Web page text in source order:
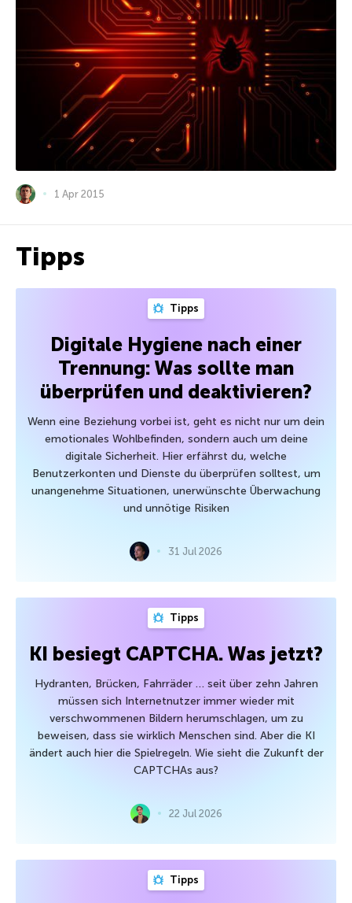
1 Apr 2015
Tipps
Tipps
Digitale Hygiene nach einer
Trennung: Was sollte man
überprüfen und deaktivieren?
Wenn eine Beziehung vorbei ist, geht es nicht nur um dein
emotionales Wohlbefinden, sondern auch um deine
digitale Sicherheit. Hier erfährst du, welche
Benutzerkonten und Dienste du überprüfen solltest, um
unangenehme Situationen, unerwünschte Überwachung
und unnötige Risiken
31 Jul 2026
Tipps
KI besiegt CAPTCHA. Was jetzt?
Hydranten, Brücken, Fahrräder … seit über zehn Jahren
müssen sich Internetnutzer immer wieder mit
verschwommenen Bildern herumschlagen, um zu
beweisen, dass sie wirklich Menschen sind. Aber die KI
ändert auch hier die Spielregeln. Wie sieht die Zukunft der
CAPTCHAs aus?
22 Jul 2026
Tipps